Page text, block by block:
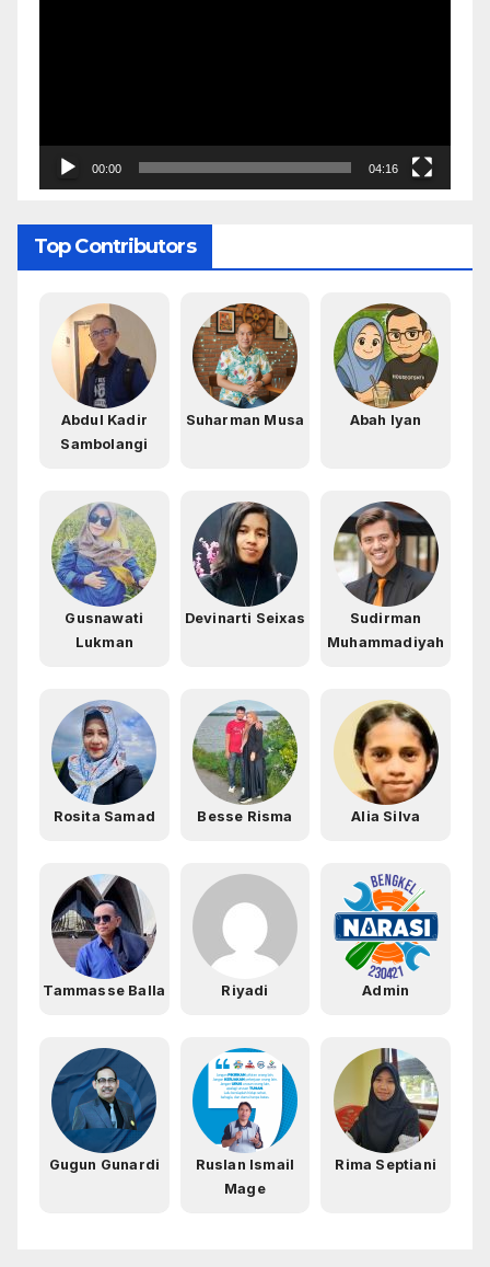
00:00 04:16
Top Contributors
Abdul Kadir
Sambolangi
Suharman Musa Abah Iyan
Gusnawati
Lukman
Devinarti Seixas
Sudirman
Muhammadiyah
Rosita Samad Besse Risma Alia Silva
Tammasse Balla Riyadi Admin
Gugun Gunardi
Ruslan Ismail
Mage
Rima Septiani